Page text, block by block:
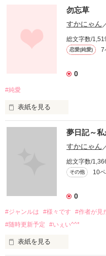
このお話はですね、私の体
も、先生に恋する部分では
主人公と親友ちゃんの会話
りとか、そういう部分が私
あとですね、途中からキャラ
お願いします(笑)
勿忘草
すかにゃん
総文字数/
恋愛(純愛) 7
0
#純愛
表紙を見る
お久しぶりです、そして初め
すかにゃんと申します(*^^*)
なるべく早く完結できるよ
ど、宜しくお願いします！！
夢日記～
すかにゃん
総文字数/
その他 10
0
#ジャンルは #様々です #作者が見
#随時更新予定
#いぇい^^*
表紙を見る